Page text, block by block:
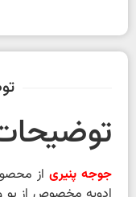
جوجه پنیری از